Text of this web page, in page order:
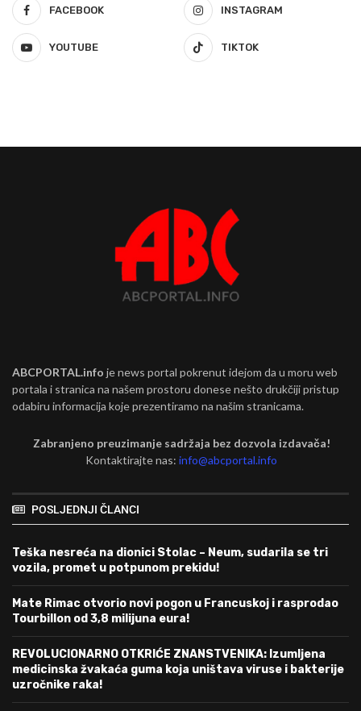
FACEBOOK INSTAGRAM
YOUTUBE TIKTOK
ABCPORTAL.info je news portal pokrenut idejom da u moru web
portala i stranica na našem prostoru donese nešto drukčiji pristup
odabiru informacija koje prezentiramo na našim stranicama.
Zabranjeno preuzimanje sadržaja bez dozvola izdavača!
Kontaktirajte nas:info@abcportal.info
POSLJEDNJI ČLANCI
Teška nesreća na dionici Stolac – Neum, sudarila se tri
vozila, promet u potpunom prekidu!
Mate Rimac otvorio novi pogon u Francuskoj i rasprodao
Tourbillon od 3,8 milijuna eura!
REVOLUCIONARNO OTKRIĆE ZNANSTVENIKA: Izumljena
medicinska žvakaća guma koja uništava viruse i bakterije
uzročnike raka!